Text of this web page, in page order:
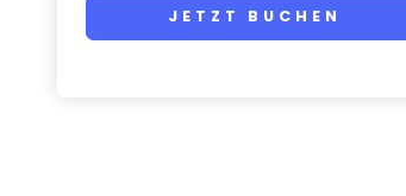
JETZT BUCHEN